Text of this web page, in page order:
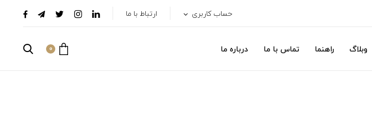
حساب کاربری ارتباط با ما
وبلاگ راهنما تماس با ما درباره ما 0